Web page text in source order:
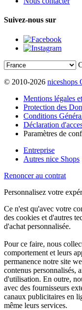
Suivez-nous sur
© 2010-2026 niceshops
Mentions légales
Protection des
Conditions
Déclaration
Paramètres de
Entreprise
Autres nice Shops
Renoncer au contrat
Personnalisez votre
Ce n'est qu'avec votre
des cookies et d'autres
d'achat personnalisée.
Pour ce faire, nous
comportement et leurs
permanence notre site
contenus personnalisés,
d'utilisation. En outre,
avec des fournisseurs
canaux publicitaires en
même leurs services.